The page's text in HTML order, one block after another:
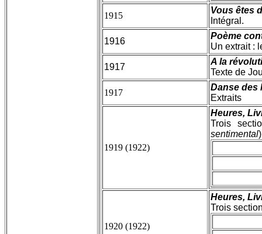
1915
Vous êtes
Intégral.
1916
Poème
Un extrait :
1917
A la
Texte de
1917
Danse des
Extraits
1919 (1922)
Heures,
Trois
sentimental
1920 (1922)
Heures,
Trois